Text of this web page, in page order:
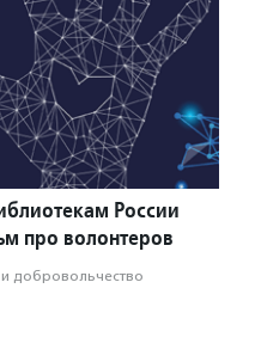
России
про волонтеров
и доброволь­чест­во